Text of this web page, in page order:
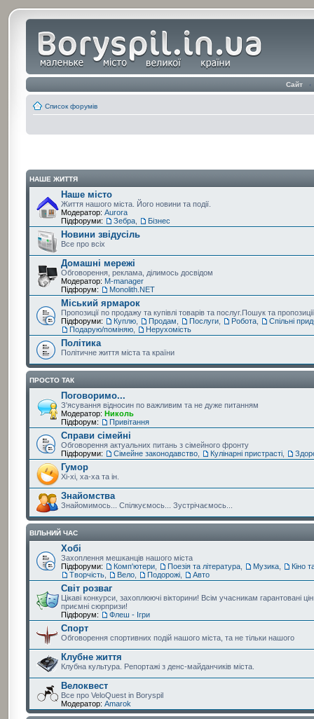
Сайт ‹
Список форумів
НАШЕ ЖИТТЯ
Наше місто
Життя нашого міста. Його новини та події.
Модератор: Aurora
Підфоруми:
Зебра, Бізнес
Новини звідусіль
Все про всіх
Домашні мережі
Обговорення, реклама, ділимось досвідом
Модератор: M-manager
Підфорум:
Monolith.NET
Міський ярмарок
Пропозиції по продажу та купівлі товарів та послуг.Пошук та
Підфоруми:
Куплю, Продам Послуги, Робота,
Спільні
Подарую/поміняю, Нерухомість
Політика
Політичне життя міста та країни
ПРОСТО ТАК
Поговоримо...
З'ясування відносин по важливим та не дуже питанням
Модератор: Николь
Підфорум:
Привітання
Справи сімейні
Обговорення актуальних питань з сімейного фронту
Підфоруми:
Сімейне законодавство, Кулінарні пристрасті,
Гумор
Хі-хі, ха-ха та ін.
Знайомства
Знайомимось... Спілкуємось... Зустрічаємось...
ВІЛЬНИЙ ЧАС
Хобі
Захоплення мешканців нашого міста
Підфоруми:
Комп'ютери, Поезія та література, Музика,
Кіно
Творчість, Вело, Подорожі, Авто
Світ розваг
Цікаві конкурси, захоплюючі вікторини! Всім учасникам гарантовані
приємні сюрпризи!
Підфорум:
Флеш - Ігри
Спорт
Обговорення спортивних подій нашого міста, та не тільки нашого
Клубне життя
Клубна культура. Репортажі з денс-майданчиків міста.
Велоквест
Все про VeloQuest in Boryspil
Модератор: Amarok